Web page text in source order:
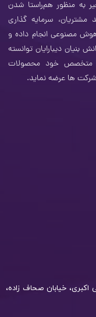
به منظور هم‌راستا شدن
سرمایه ‌گذاری
مصنوعی انجام داده و
دیبارایان توانسته
متخصص خود محصولات
­ها عرضه نماید.
اکبری، خیابان صحاف زاده،